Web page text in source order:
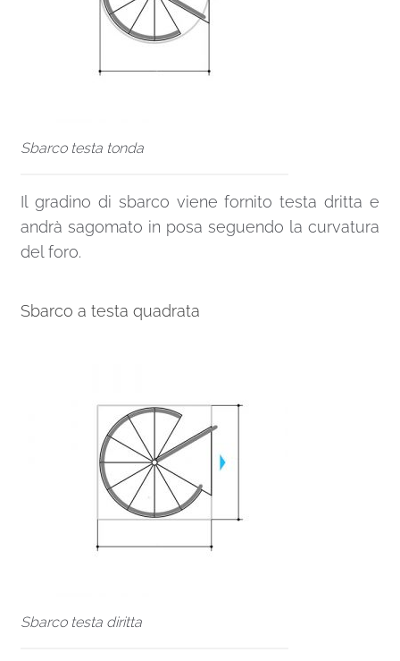
Sbarco testa tonda
Il gradino di sbarco viene fornito testa dritta e
andrà sagomato in posa seguendo la curvatura
del foro.
Sbarco a testa quadrata
Sbarco testa diritta